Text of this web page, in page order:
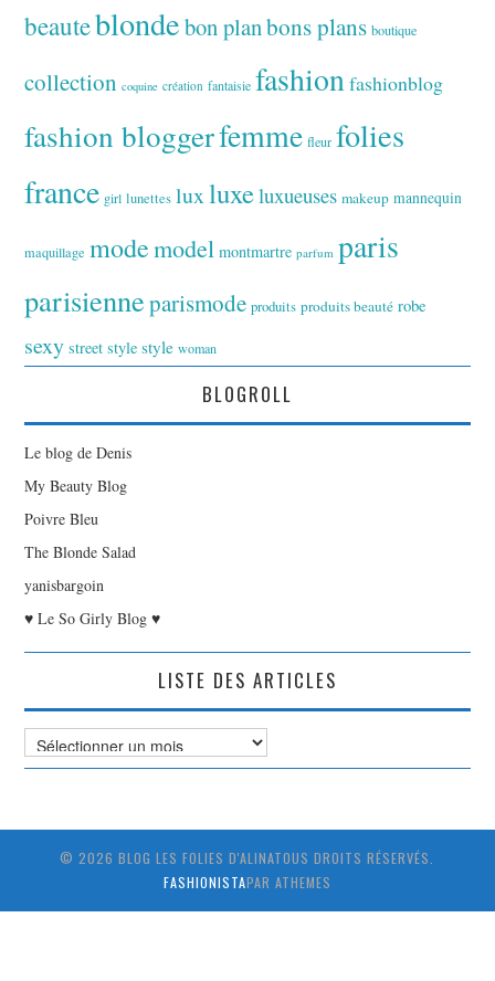
beauteblondebon planbons plans boutique
collection coquine création fantaisie fashionfashionblog
fashion bloggerfemme fleur folies
france girl lunettes luxluxeluxueuses makeup mannequin
maquillage modemodel montmartre parfum paris
parisienneparismode produits produits beauté robe
sexy street style style woman
BLOGROLL
Le blog de Denis
My Beauty Blog
Poivre Bleu
The Blonde Salad
yanisbargoin
♥ Le So Girly Blog ♥
LISTE DES ARTICLES
Liste
des
© 2026 BLOG LES FOLIES D'ALINATOUS DROITS RÉSERVÉS.
FASHIONISTAPAR ATHEMES